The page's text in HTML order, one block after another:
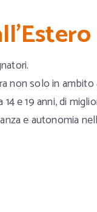
non solo in ambito
e 19 anni, di
e autonomia